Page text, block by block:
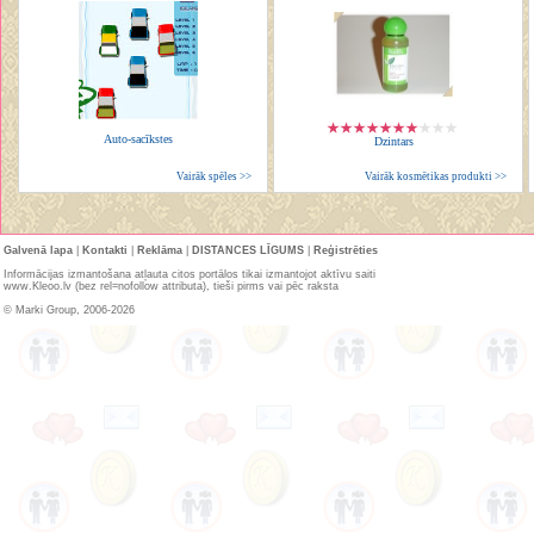
Auto-sacīkstes
Vairāk spēles >>
Dzintars
Vairāk kosmētikas produkti >>
Galvenā lapa Kontakti Reklāma DISTANCES LĪGUMS
Reģistrēties
Informācijas izmantošana atļauta citos portālos tikai izmantojot aktīvu saiti
www.Kleoo.lv (bez rel=nofollow attributa), tieši pirms vai pēc raksta
© Marki Group, 2006-2026